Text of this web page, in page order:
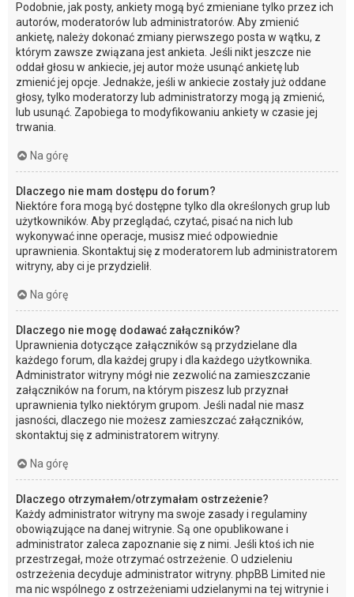
Podobnie, jak posty, ankiety mogą być zmieniane tylko przez ich
autorów, moderatorów lub administratorów. Aby zmienić
ankietę, należy dokonać zmiany pierwszego posta w wątku, z
którym zawsze związana jest ankieta. Jeśli nikt jeszcze nie
oddał głosu w ankiecie, jej autor może usunąć ankietę lub
zmienić jej opcje. Jednakże, jeśli w ankiecie zostały już oddane
głosy, tylko moderatorzy lub administratorzy mogą ją zmienić,
lub usunąć. Zapobiega to modyfikowaniu ankiety w czasie jej
trwania.
Na górę
Dlaczego nie mam dostępu do forum?
Niektóre fora mogą być dostępne tylko dla określonych grup lub
użytkowników. Aby przeglądać, czytać, pisać na nich lub
wykonywać inne operacje, musisz mieć odpowiednie
uprawnienia. Skontaktuj się z moderatorem lub administratorem
witryny, aby ci je przydzielił.
Na górę
Dlaczego nie mogę dodawać załączników?
Uprawnienia dotyczące załączników są przydzielane dla
każdego forum, dla każdej grupy i dla każdego użytkownika.
Administrator witryny mógł nie zezwolić na zamieszczanie
załączników na forum, na którym piszesz lub przyznał
uprawnienia tylko niektórym grupom. Jeśli nadal nie masz
jasności, dlaczego nie możesz zamieszczać załączników,
skontaktuj się z administratorem witryny.
Na górę
Dlaczego otrzymałem/otrzymałam ostrzeżenie?
Każdy administrator witryny ma swoje zasady i regulaminy
obowiązujące na danej witrynie. Są one opublikowane i
administrator zaleca zapoznanie się z nimi. Jeśli ktoś ich nie
przestrzegał, może otrzymać ostrzeżenie. O udzieleniu
ostrzeżenia decyduje administrator witryny. phpBB Limited nie
ma nic wspólnego z ostrzeżeniami udzielanymi na tej witrynie i